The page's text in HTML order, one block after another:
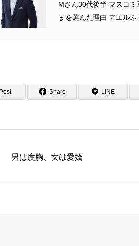
Mさん30代後半 マスコ
まを選んだ理由 アエルふ
Post Share LINE
男は度胸、女は愛嬌